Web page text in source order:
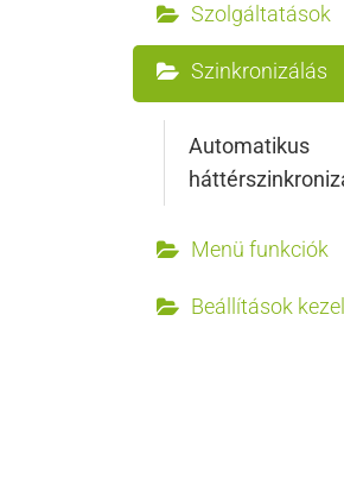
Szolgáltatások
Szinkronizálás
Automatikus
Menü funkciók
Beállítások